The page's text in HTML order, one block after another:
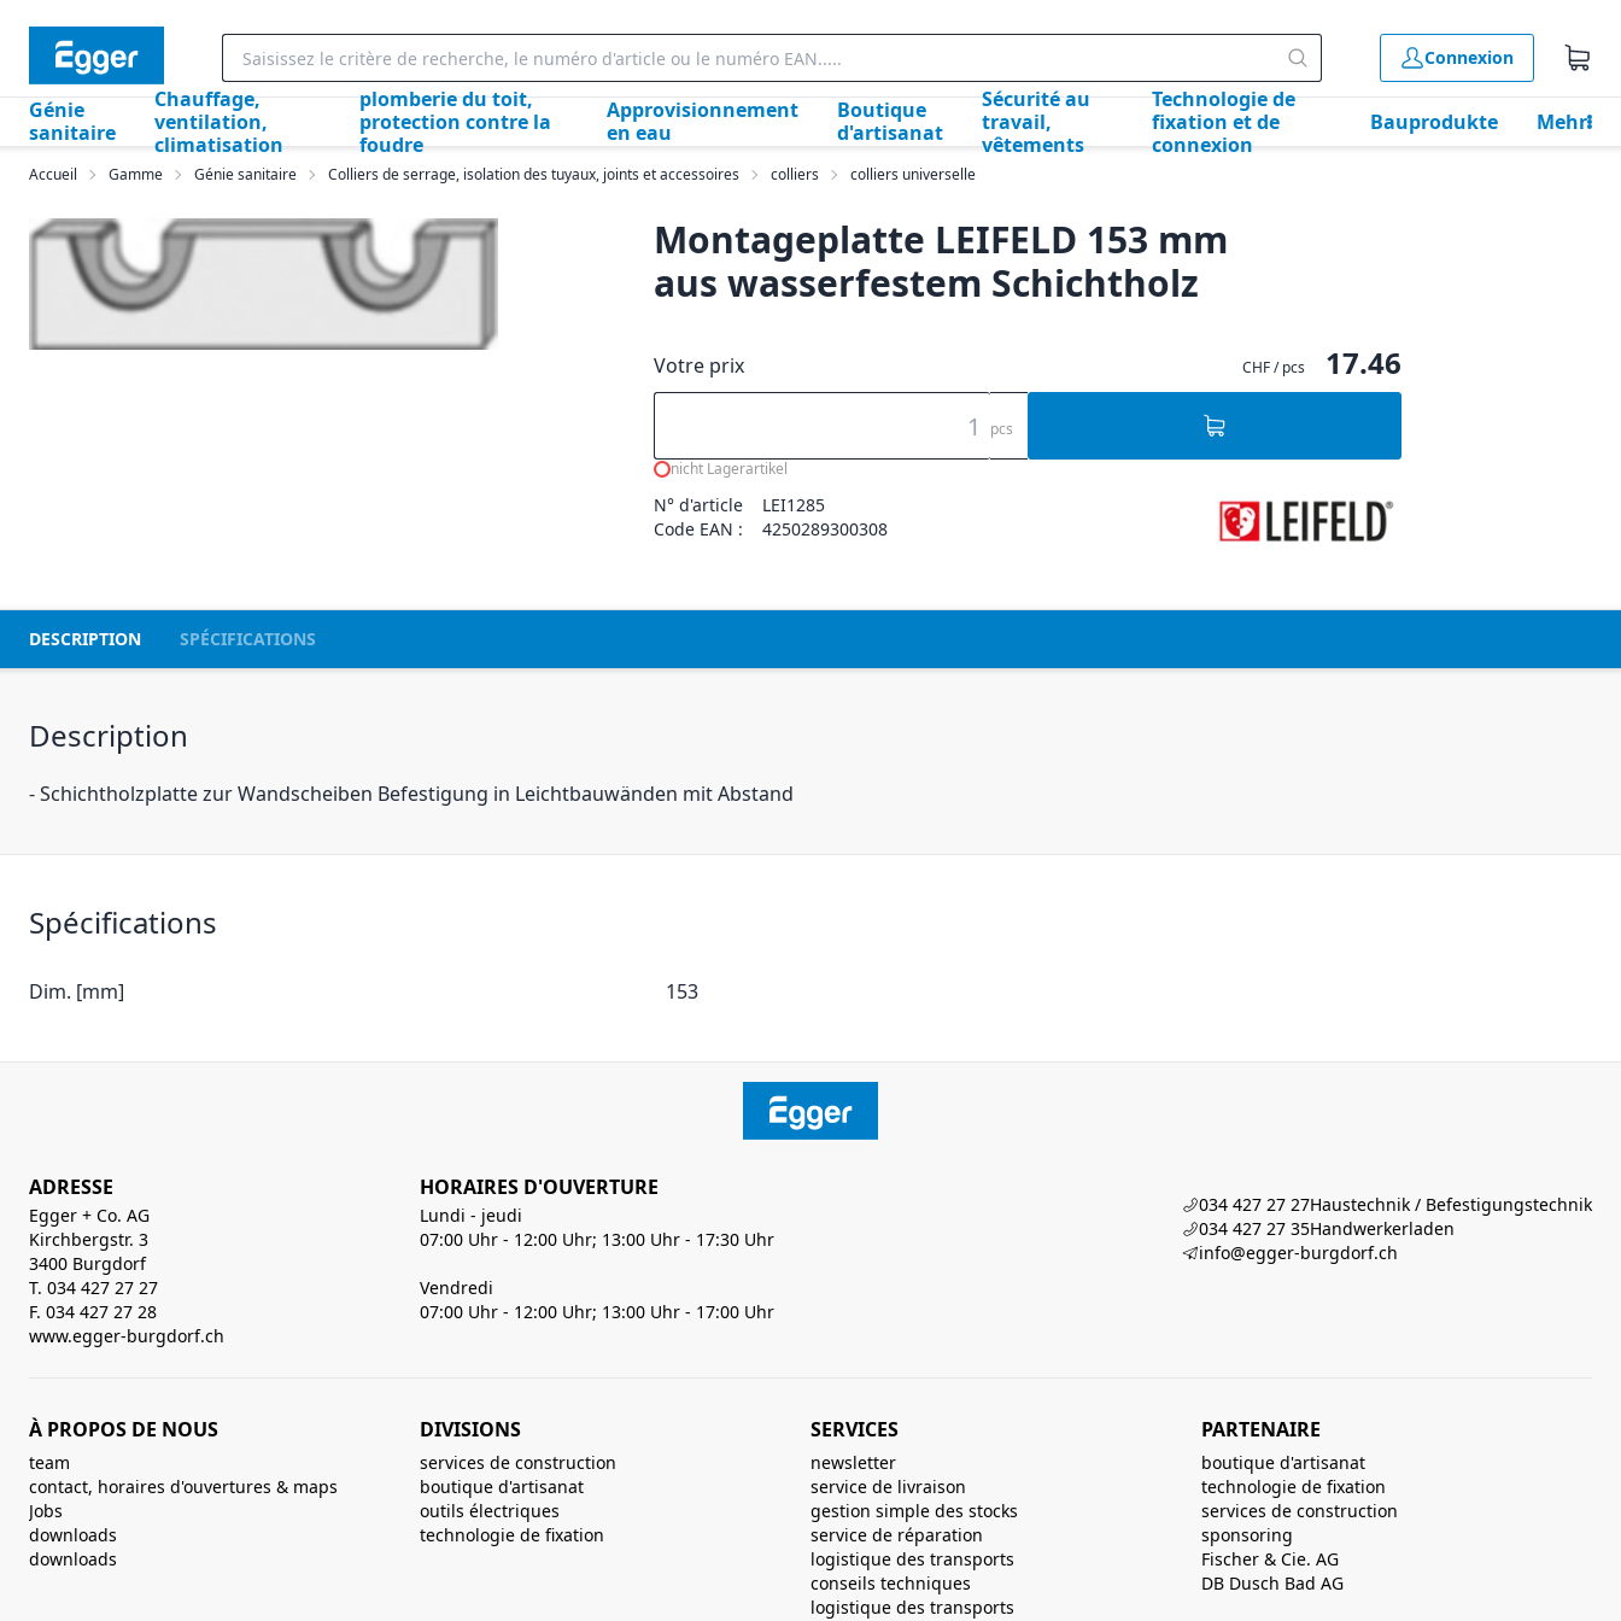
Connexion
Génie
sanitaire
Chauffage,
ventilation,
climatisation
plomberie du toit,
protection contre la
foudre
Approvisionnement
en eau
Boutique
d'artisanat
Sécurité au
travail,
vêtements
Technologie de
fixation et de
connexion
Bauprodukte Mehr
Accueil Gamme Génie sanitaire Colliers de serrage, isolation des tuyaux, joints et accessoires colliers colliers universelle
Montageplatte LEIFELD 153 mm
aus wasserfestem Schichtholz
Votre prix CHF / pcs 17.46
pcs
nicht Lagerartikel
N° d'article
LEI1285
Code EAN :
4250289300308
DESCRIPTION SPÉCIFICATIONS
Description
- Schichtholzplatte zur Wandscheiben Befestigung in Leichtbauwänden mit Abstand
Spécifications
Dim. [mm] 153
ADRESSE
Egger + Co. AG
Kirchbergstr. 3
3400 Burgdorf
T. 034 427 27 27
F. 034 427 27 28
www.egger-burgdorf.ch
HORAIRES D'OUVERTURE
Lundi - jeudi
07:00 Uhr - 12:00 Uhr; 13:00 Uhr - 17:30 Uhr
Vendredi
07:00 Uhr - 12:00 Uhr; 13:00 Uhr - 17:00 Uhr
034 427 27 27Haustechnik / Befestigungstechnik
034 427 27 35Handwerkerladen
info@egger-burgdorf.ch
À PROPOS DE NOUS
team
contact, horaires d'ouvertures & maps
Jobs
downloads
downloads
DIVISIONS
services de construction
boutique d'artisanat
outils électriques
technologie de fixation
SERVICES
newsletter
service de livraison
gestion simple des stocks
service de réparation
logistique des transports
conseils techniques
logistique des transports
PARTENAIRE
boutique d'artisanat
technologie de fixation
services de construction
sponsoring
Fischer & Cie. AG
DB Dusch Bad AG